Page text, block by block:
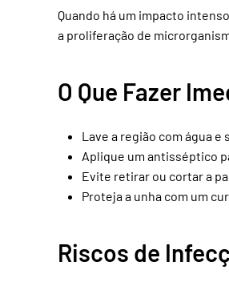
Quando há um impacto
a proliferação de
O Que Fazer
Lave a região com água
Aplique um antisséptico
Evite retirar ou cortar a
Proteja a unha com um
Riscos de